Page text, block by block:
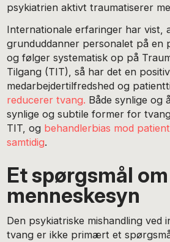
psykiatrien aktivt traumatiserer
Internationale erfaringer har vist,
grunduddanner personalet på en
og følger systematisk op på
Tilgang (TIT), så har det en
medarbejdertilfredshed og
reducerer tvang. Både synlige og
synlige og subtile former for
TIT, og behandlerbias mod
samtidig.
Et spørgsmål om
menneskesyn
Den psykiatriske mishandling ved
tvang er ikke primært et